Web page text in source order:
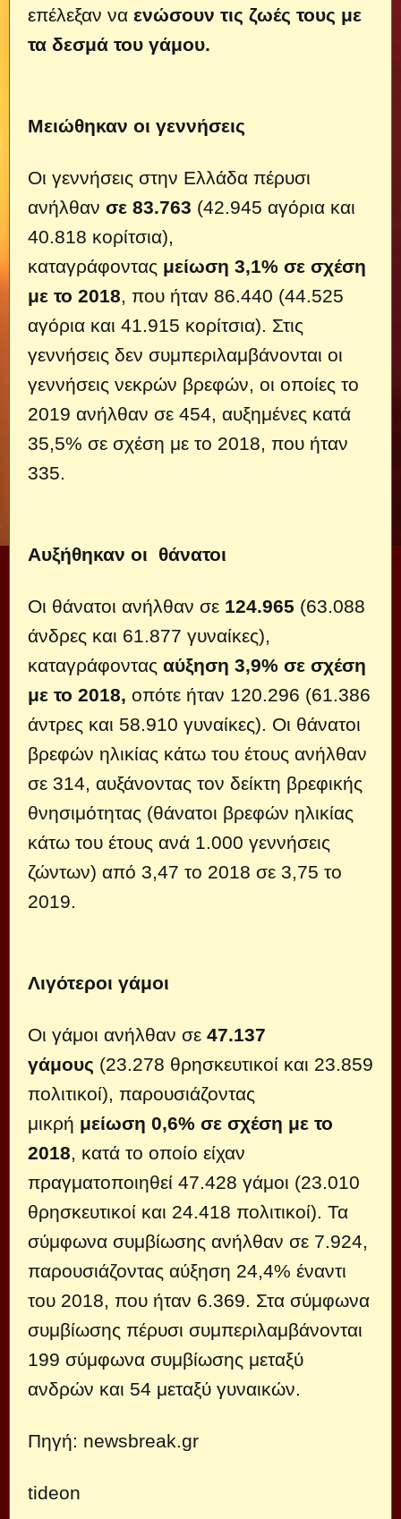
επέλεξαν να ενώσουν τις ζωές τους με
τα δεσμά του γάμου.
Μειώθηκαν οι γεννήσεις
Οι γεννήσεις στην Ελλάδα πέρυσι
ανήλθαν σε 83.763 (42.945 αγόρια και
40.818 κορίτσια),
καταγράφοντας μείωση 3,1% σε σχέση
με το 2018, που ήταν 86.440 (44.525
αγόρια και 41.915 κορίτσια). Στις
γεννήσεις δεν συμπεριλαμβάνονται οι
γεννήσεις νεκρών βρεφών, οι οποίες το
2019 ανήλθαν σε 454, αυξημένες κατά
35,5% σε σχέση με το 2018, που ήταν
335.
Αυξήθηκαν οι θάνατοι
Οι θάνατοι ανήλθαν σε 124.965 (63.088
άνδρες και 61.877 γυναίκες),
καταγράφοντας αύξηση 3,9% σε σχέση
με το 2018, οπότε ήταν 120.296 (61.386
άντρες και 58.910 γυναίκες). Οι θάνατοι
βρεφών ηλικίας κάτω του έτους ανήλθαν
σε 314, αυξάνοντας τον δείκτη βρεφικής
θνησιμότητας (θάνατοι βρεφών ηλικίας
κάτω του έτους ανά 1.000 γεννήσεις
ζώντων) από 3,47 το 2018 σε 3,75 το
2019.
Λιγότεροι γάμοι
Οι γάμοι ανήλθαν σε 47.137
γάμους (23.278 θρησκευτικοί και 23.859
πολιτικοί), παρουσιάζοντας
μικρή μείωση 0,6% σε σχέση με το
2018, κατά το οποίο είχαν
πραγματοποιηθεί 47.428 γάμοι (23.010
θρησκευτικοί και 24.418 πολιτικοί). Τα
σύμφωνα συμβίωσης ανήλθαν σε 7.924,
παρουσιάζοντας αύξηση 24,4% έναντι
του 2018, που ήταν 6.369. Στα σύμφωνα
συμβίωσης πέρυσι συμπεριλαμβάνονται
199 σύμφωνα συμβίωσης μεταξύ
ανδρών και 54 μεταξύ γυναικών.
Πηγή: newsbreak.gr
tideon